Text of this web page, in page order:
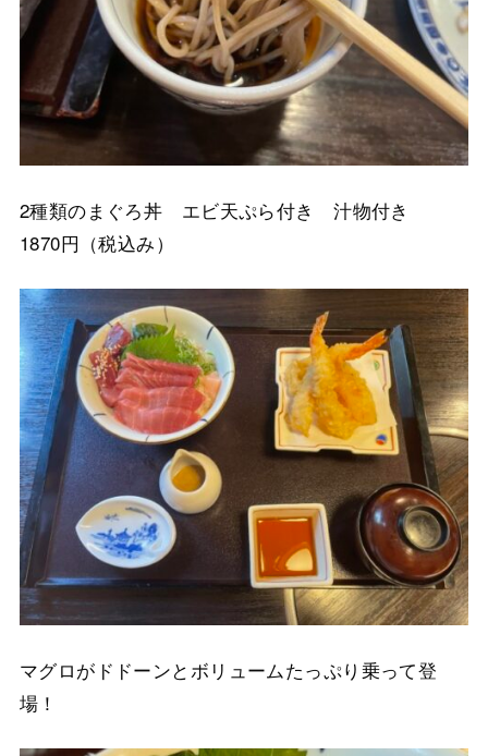
2種類のまぐろ丼 エビ天ぷら付き 汁物付き
1870円（税込み）
マグロがドドーンとボリュームたっぷり乗って登
場！